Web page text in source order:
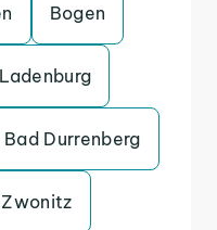
Bogen
Ladenburg
Bad Durrenberg
Zwonitz